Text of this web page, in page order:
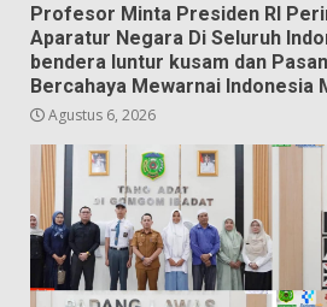
Profesor Minta Presiden RI
Aparatur Negara Di Seluruh
bendera luntur kusam dan
Bercahaya Mewarnai Indonesia
Agustus 6, 2026